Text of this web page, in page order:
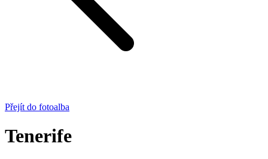
Přejít do fotoalba
Tenerife